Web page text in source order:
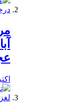
اکتبر